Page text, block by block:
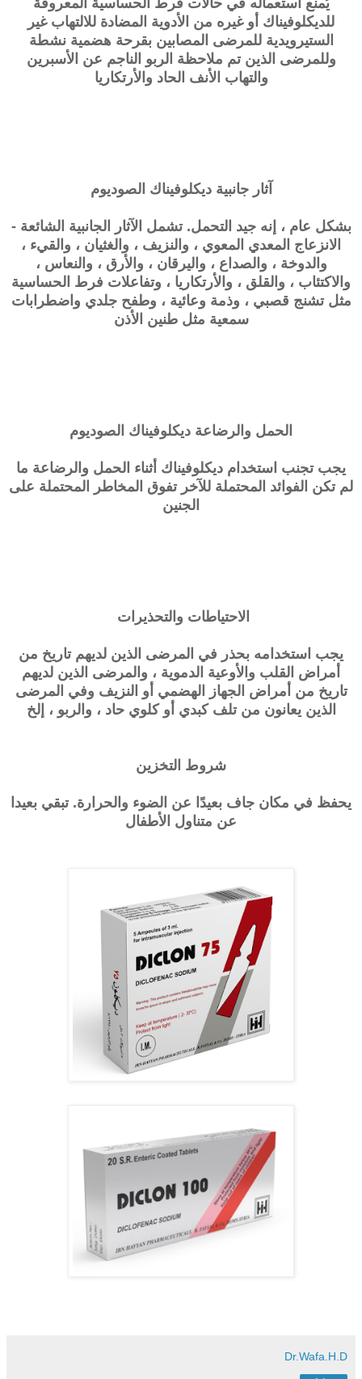
للديكلوفيناك أو غيره من الأدوية المضادة للالتهاب غير
الستيرويدية للمرضى المصابين بقرحة هضمية نشطة
وللمرضى الذين تم ملاحظة الربو الناجم عن الأسبرين
والتهاب الأنف الحاد والأرتكاريا
آثار جانبيةديكلوفيناك الصوديوم
بشكل عام ، إنه جيد التحمل. تشمل الآثار الجانبية الشائعة -
الانزعاج المعدي المعوي ، والنزيف ، والغثيان ، والقيء ،
والدوخة ، والصداع ، واليرقان ، والأرق ، والنعاس ،
والاكتئاب ، والقلق ، والأرتكاريا ، وتفاعلات فرط الحساسية
مثل تشنج قصبي ، وذمة وعائية ، وطفح جلدي واضطرابات
سمعية مثل طنين الأذن
الحمل والرضاعة ديكلوفيناك الصوديوم
يجب تجنب استخدام ديكلوفيناك أثناء الحمل والرضاعة ما
لم تكن الفوائد المحتملة للآخر تفوق المخاطر المحتملة على
الجنين
الاحتياطات والتحذيرات
يجب استخدامه بحذر في المرضى الذين لديهم تاريخ من
أمراض القلب والأوعية الدموية ، والمرضى الذين لديهم
تاريخ من أمراض الجهاز الهضمي أو النزيف وفي المرضى
الذين يعانون من تلف كبدي أو كلوي حاد ، والربو ، إلخ
شروط التخزين
يحفظ في مكان جاف بعيدًا عن الضوء والحرارة. تبقي بعيدا
عن متناول الأطفال
Dr.Wafa.H.D